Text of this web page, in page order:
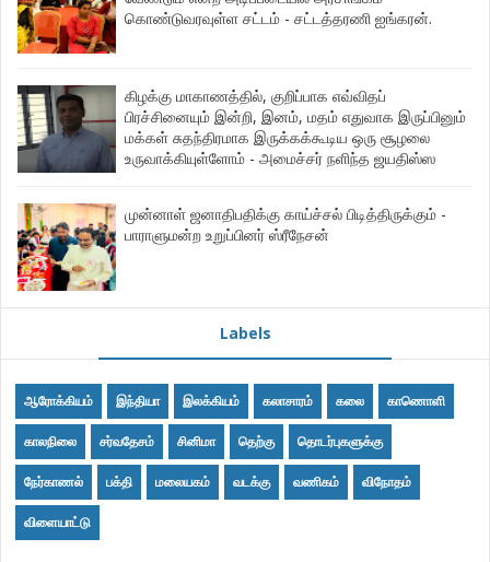
கொண்டுவரவுள்ள சட்டம் - சட்டத்தரணி ஐங்கரன்.
கிழக்கு மாகாணத்தில், குறிப்பாக எவ்விதப்
பிரச்சினையும் இன்றி, இனம், மதம் எதுவாக இருப்பினும்
மக்கள் சுதந்திரமாக இருக்கக்கூடிய ஒரு சூழலை
உருவாக்கியுள்ளோம் - அமைச்சர் நளிந்த ஜயதிஸ்ஸ
முன்னாள் ஜனாதிபதிக்கு காய்ச்சல் பிடித்திருக்கும் -
பாராளுமன்ற உறுப்பினர் ஸ்ரீநேசன்
Labels
ஆரோக்கியம் இந்தியா இலக்கியம் கலாசாரம் கலை காணொளி
காலநிலை சர்வதேசம் சினிமா தெற்கு தொடர்புகளுக்கு
நேர்காணல் பக்தி மலையகம் வடக்கு வணிகம் விநோதம்
விளையாட்டு